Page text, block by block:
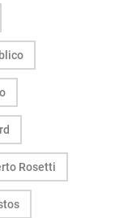
Rosetti